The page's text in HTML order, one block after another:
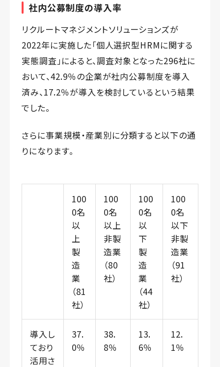
社内公募制度の導入率
リクルートマネジメントソリューションズが
2022年に実施した「個人選択型HRMに関する
実態調査」によると、調査対象となった296社に
おいて、42.9％の企業が社内公募制度を導入
済み、17.2％が導入を検討しているという結果
でした。
さらに事業規模・産業別に分類すると以下の通
りになります。
100
0名
以
上
製
造
業
（81
社）
100
0名
以上
非製
造業
（80
社）
100
0名
以
下
製
造
業
（44
社）
100
0名
以下
非製
造業
（91
社）
導入し
ており
活用さ
37.
0％
38.
8％
13.
6％
12.
1％